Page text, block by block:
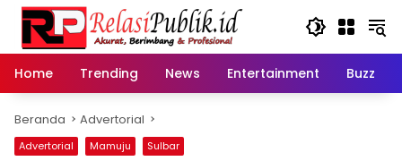
Langsung
konten
Home
Trending News Entertainment Buzz
Beranda Advertorial
Advertorial Mamuju Sulbar